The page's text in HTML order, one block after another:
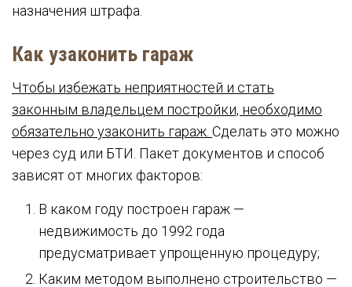
назначения штрафа.
Как узаконить гараж
Чтобы избежать неприятностей и стать
законным владельцем постройки, необходимо
обязательно узаконить гараж. Сделать это можно
через суд или БТИ. Пакет документов и способ
зависят от многих факторов:
В каком году построен гараж —
недвижимость до 1992 года
предусматривает упрощенную процедуру;
Каким методом выполнено строительство —